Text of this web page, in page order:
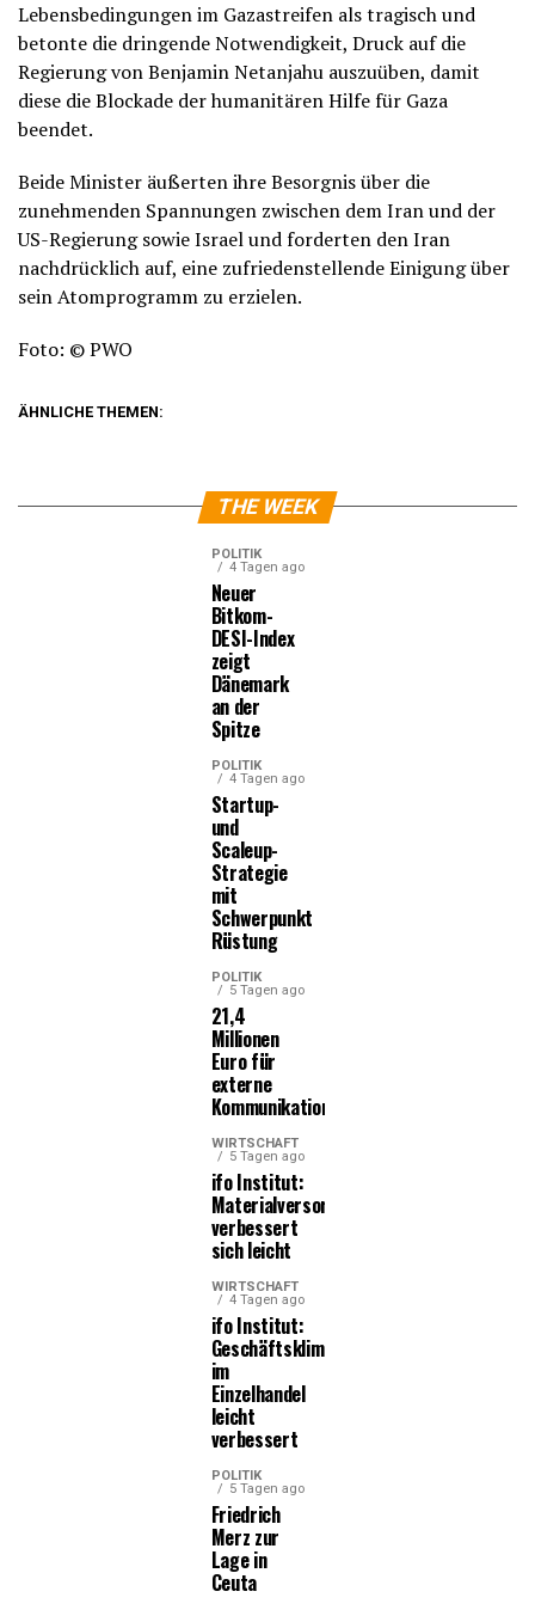
Lebensbedingungen im Gazastreifen als tragisch und
betonte die dringende Notwendigkeit, Druck auf die
Regierung von Benjamin Netanjahu auszuüben, damit
diese die Blockade der humanitären Hilfe für Gaza
beendet.
Beide Minister äußerten ihre Besorgnis über die
zunehmenden Spannungen zwischen dem Iran und der
US-Regierung sowie Israel und forderten den Iran
nachdrücklich auf, eine zufriedenstellende Einigung über
sein Atomprogramm zu erzielen.
Foto: © PWO
ÄHNLICHE THEMEN:
THE WEEK
POLITIK
4 Tagen ago
Neuer
Bitkom-
DESI-Index
zeigt
Dänemark
an der
Spitze
POLITIK
4 Tagen ago
Startup-
und
Scaleup-
Strategie
mit
Schwerpunkt
Rüstung
POLITIK
5 Tagen ago
21,4
Millionen
Euro für
externe
Kommunikationsleistungen
WIRTSCHAFT
5 Tagen ago
ifo Institut:
Materialversorgung
verbessert
sich leicht
WIRTSCHAFT
4 Tagen ago
ifo Institut:
Geschäftsklima
im
Einzelhandel
leicht
verbessert
POLITIK
5 Tagen ago
Friedrich
Merz zur
Lage in
Ceuta